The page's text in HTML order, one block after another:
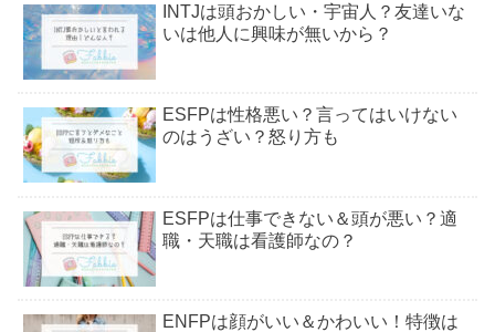
INTJは頭おかしい・宇宙人？友達いな
いは他人に興味が無いから？
ESFPは性格悪い？言ってはいけない
のはうざい？怒り方も
ESFPは仕事できない＆頭が悪い？適
職・天職は看護師なの？
ENFPは顔がいい＆かわいい！特徴は